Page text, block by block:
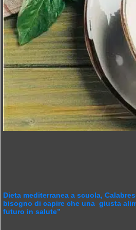
Dieta mediterranea a scuola,
bisogno di capire che una giusta
futuro in salute”